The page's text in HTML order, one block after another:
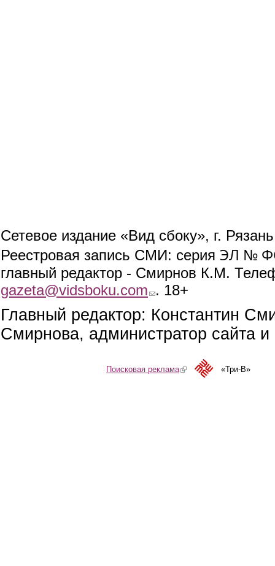
Сетевое издание «Вид сбоку», г.
Реестровая запись СМИ: серия ЭЛ №
главный редактор - Смирнов К.М.
gazeta@vidsboku.com (link sends e-mail)
. 18+
Главный редактор: Константин
Смирнова, администратор сайта
Поисковая реклама(link is external)«Три-В»